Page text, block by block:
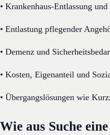
• Krankenhaus-Entlassung
• Entlastung pflegender
• Demenz und
• Kosten, Eigenanteil und
• Übergangslösungen wie
Wie aus Suche